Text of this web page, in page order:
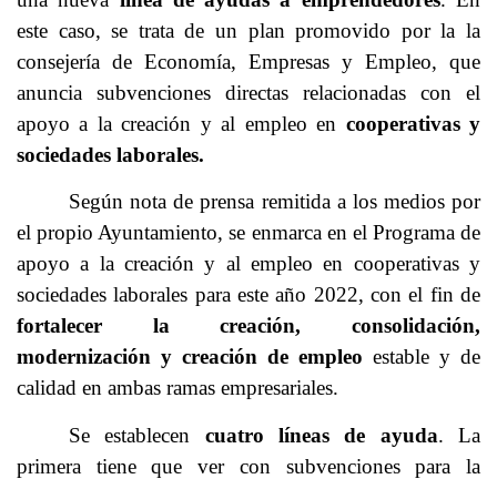
este caso, se trata de un plan promovido por la la
consejería de Economía, Empresas y Empleo, que
anuncia subvenciones directas relacionadas con el
apoyo a la creación y al empleo en cooperativas y
sociedades laborales.
Según nota de prensa remitida a los medios por
el propio Ayuntamiento, se enmarca en el Programa de
apoyo a la creación y al empleo en cooperativas y
sociedades laborales para este año 2022, con el fin de
fortalecer la creación, consolidación,
modernización y creación de empleo estable y de
calidad en ambas ramas empresariales.
Se establecen cuatro líneas de ayuda. La
primera tiene que ver con subvenciones para la